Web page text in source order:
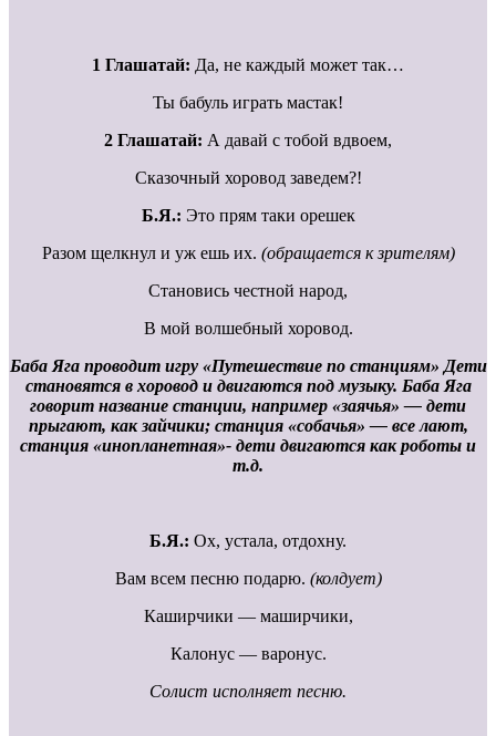
1 Глашатай: Да, не каждый может так…
Ты бабуль играть мастак!
2 Глашатай: А давай с тобой вдвоем,
Сказочный хоровод заведем?!
Б.Я.: Это прям таки орешек
Разом щелкнул и уж ешь их. (обращается к зрителям)
Становись честной народ,
В мой волшебный хоровод.
Баба Яга проводит игру «Путешествие по станциям» Дети
становятся в хоровод и двигаются под музыку. Баба Яга
говорит название станции, например «заячья» — дети
прыгают, как зайчики; станция «собачья» — все лают,
станция «инопланетная»- дети двигаются как роботы и
т.д.
Б.Я.: Ох, устала, отдохну.
Вам всем песню подарю. (колдует)
Каширчики — маширчики,
Калонус — варонус.
Солист исполняет песню.